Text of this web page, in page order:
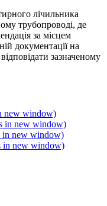
лічильника
трубопроводі, де
за місцем
документації на
зазначеному
new window)
in new window)
in new window)
in new window)